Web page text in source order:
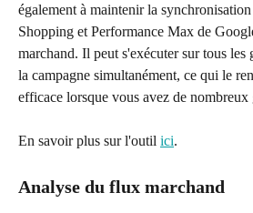
également à maintenir la synchronisation
Shopping et Performance Max de
marchand. Il peut s'exécuter sur tous les
la campagne simultanément, ce qui le
efficace lorsque vous avez de nombreux
En savoir plus sur l'outil ici.
Analyse du flux marchand